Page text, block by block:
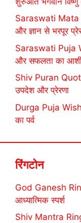
Saraswati Mata
और ज्ञान से भरपूर
Saraswati Puja
और सफलता का
Shiv Puran
उपदेश और प्रेरणा
Durga Puja
का पर्व
रिंगटोन
God Ganesh
आध्यात्मिक स्पर्श
Shiv Mantra